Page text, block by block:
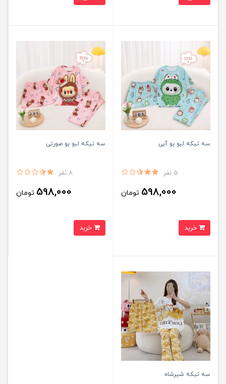
سه تیکه لبو بو آبی
5 نفر
598,000 تومان
سه تیکه لبو بو صورتی
8 نفر
598,000 تومان
سه تیکه شیرشاه